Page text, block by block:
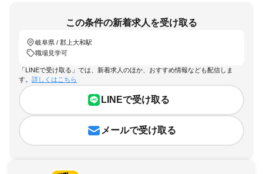
この条件の新着求人を受け取る
岐阜県 / 郡上大和駅
職場見学可
「LINEで受け取る」では、新着求人のほか、おすすめ情報なども配信しま
す。 詳しくはこちら
LINEで受け取る
メールで受け取る